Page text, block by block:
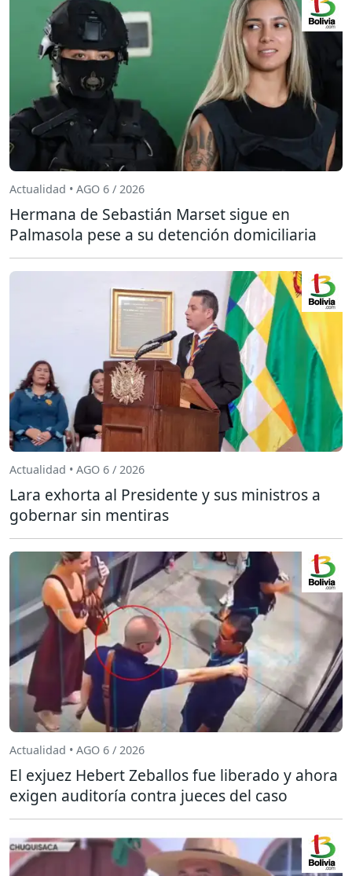
Actualidad • AGO 6 / 2026
Hermana de Sebastián Marset sigue en
Palmasola pese a su detención domiciliaria
Actualidad • AGO 6 / 2026
Lara exhorta al Presidente y sus ministros a
gobernar sin mentiras
Actualidad • AGO 6 / 2026
El exjuez Hebert Zeballos fue liberado y ahora
exigen auditoría contra jueces del caso